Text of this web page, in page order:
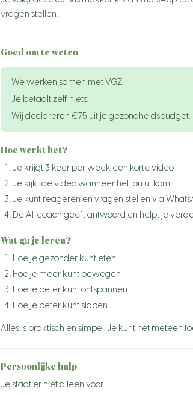
Finland +358
Marokko
Aruba
Curaçao +599
Verenigde Staten
Canada +1
China +86
India
Japan
Rusland
Brazilië
Mexico +52
Egypte
vragen stellen.
Goed om te weten
We werken samen met VGZ.
Je betaalt zelf niets.
Wij declareren €75 uit je gezondheidsbudget.
Hoe werkt het?
Je krijgt 3 keer per week een korte video
Je kijkt de video wanneer het jou uitkomt
Je kunt reageren en vragen stellen via
De AI-coach geeft antwoord en helpt je
Wat ga je leren?
Hoe je gezonder kunt eten
Hoe je meer kunt bewegen
Hoe je beter kunt ontspannen
Hoe je beter kunt slapen
Alles is praktisch en simpel. Je kunt het meteen
Persoonlijke hulp
Je staat er niet alleen voor.